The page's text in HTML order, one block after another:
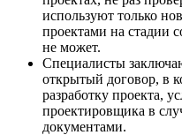
используют только
проектами на стадии
не может.
Специалисты
открытый договор, в
разработку проекта,
проектировщика в
документами.